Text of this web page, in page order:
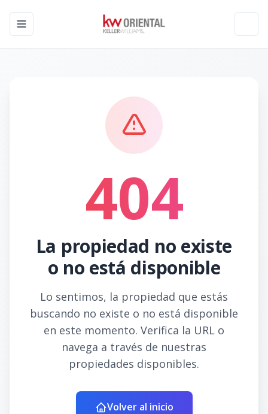
Toggle navigation menu
404
La propiedad no existe
o no está disponible
Lo sentimos, la propiedad que estás
buscando no existe o no está disponible
en este momento. Verifica la URL o
navega a través de nuestras
propiedades disponibles.
Volver al inicio